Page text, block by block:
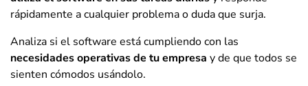
rápidamente a cualquier problema o duda que surja.
Analiza si el software está cumpliendo con las
necesidades operativas de tu empresa y de que todos se
sienten cómodos usándolo.